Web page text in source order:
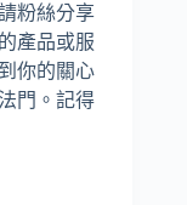
粉絲分享
產品或服
你的關心
門。記得